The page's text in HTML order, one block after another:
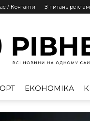
/ Контакти З питань
ЕКОНОМІКА